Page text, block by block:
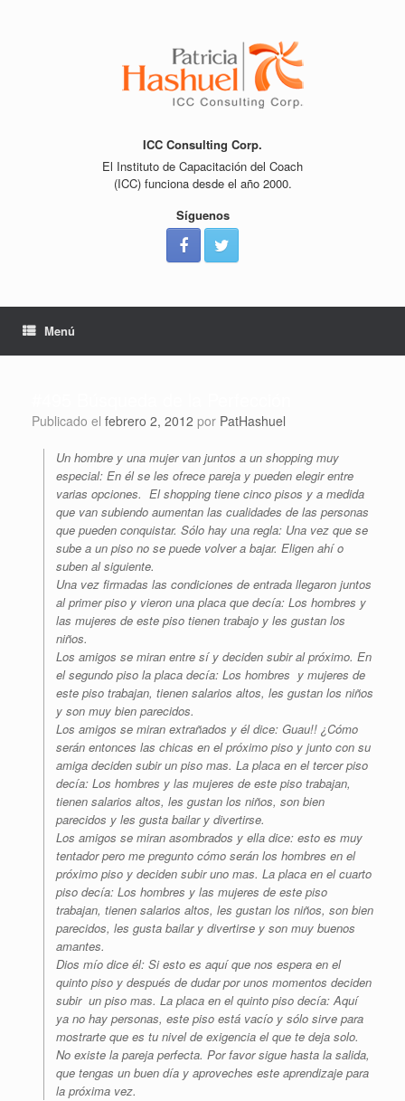
ICC Consulting Corp.
El Instituto de Capacitación del Coach
(ICC) funciona desde el año 2000.
Síguenos
Menú
Publicado el febrero 2, 2012 por PatHashuel
Un hombre y una mujer van juntos a un shopping muy
especial: En él se les ofrece pareja y pueden elegir entre
varias opciones. El shopping tiene cinco pisos y a medida
que van subiendo aumentan las cualidades de las personas
que pueden conquistar. Sólo hay una regla: Una vez que se
sube a un piso no se puede volver a bajar. Eligen ahí o
suben al siguiente.
Una vez firmadas las condiciones de entrada llegaron juntos
al primer piso y vieron una placa que decía: Los hombres y
las mujeres de este piso tienen trabajo y les gustan los
niños.
Los amigos se miran entre sí y deciden subir al próximo. En
el segundo piso la placa decía: Los hombres y mujeres de
este piso trabajan, tienen salarios altos, les gustan los niños
y son muy bien parecidos.
Los amigos se miran extrañados y él dice: Guau!! ¿Cómo
serán entonces las chicas en el próximo piso y junto con su
amiga deciden subir un piso mas. La placa en el tercer piso
decía: Los hombres y las mujeres de este piso trabajan,
tienen salarios altos, les gustan los niños, son bien
parecidos y les gusta bailar y divertirse.
Los amigos se miran asombrados y ella dice: esto es muy
tentador pero me pregunto cómo serán los hombres en el
próximo piso y deciden subir uno mas. La placa en el cuarto
piso decía: Los hombres y las mujeres de este piso
trabajan, tienen salarios altos, les gustan los niños, son bien
parecidos, les gusta bailar y divertirse y son muy buenos
amantes.
Dios mío dice él: Si esto es aquí que nos espera en el
quinto piso y después de dudar por unos momentos deciden
subir un piso mas. La placa en el quinto piso decía: Aquí
ya no hay personas, este piso está vacío y sólo sirve para
mostrarte que es tu nivel de exigencia el que te deja solo.
No existe la pareja perfecta. Por favor sigue hasta la salida,
que tengas un buen día y aproveches este aprendizaje para
la próxima vez.